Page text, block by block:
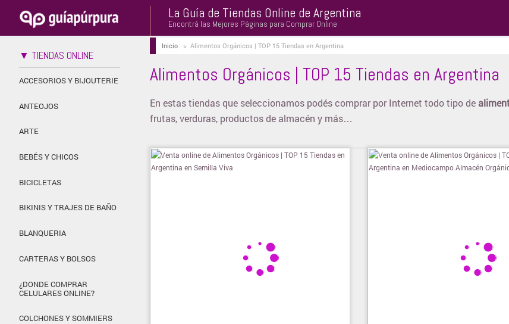
La Guía de Tiendas Online de Argentina
Encontrá las Mejores Páginas para Comprar Online
▼ TIENDAS ONLINE
ACCESORIOS Y BIJOUTERIE
ANTEOJOS
ARTE
BEBÉS Y CHICOS
BICICLETAS
BIKINIS Y TRAJES DE BAÑO
BLANQUERIA
CARTERAS Y BOLSOS
¿DONDE COMPRAR
CELULARES ONLINE?
COLCHONES Y SOMMIERS
Inicio> Alimentos Orgánicos | TOP 15 Tiendas en Argentina
Alimentos Orgánicos | TOP 15 Tiendas en Argentina
En estas tiendas que seleccionamos podés comprar por Internet todo tipo de
frutas, verduras, productos de almacén y más…